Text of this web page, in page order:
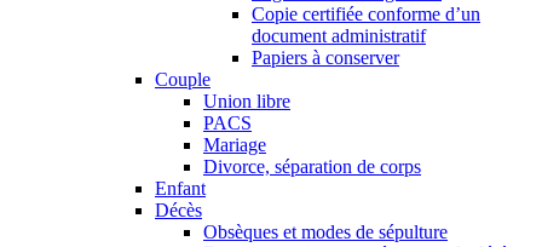
Copie certifiée conforme d’un
document administratif
Papiers à conserver
Couple
Union libre
PACS
Mariage
Divorce, séparation de corps
Enfant
Décès
Obsèques et modes de sépulture